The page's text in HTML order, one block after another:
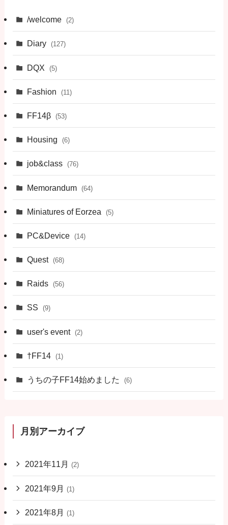
/welcome (2)
Diary (127)
DQX (5)
Fashion (11)
FF14β (53)
Housing (6)
job&class (76)
Memorandum (64)
Miniatures of Eorzea (5)
PC&Device (14)
Quest (68)
Raids (56)
SS (9)
user's event (2)
†FF14 (1)
うちの子FF14始めました (6)
月別アーカイブ
2021年11月 (2)
2021年9月 (1)
2021年8月 (1)